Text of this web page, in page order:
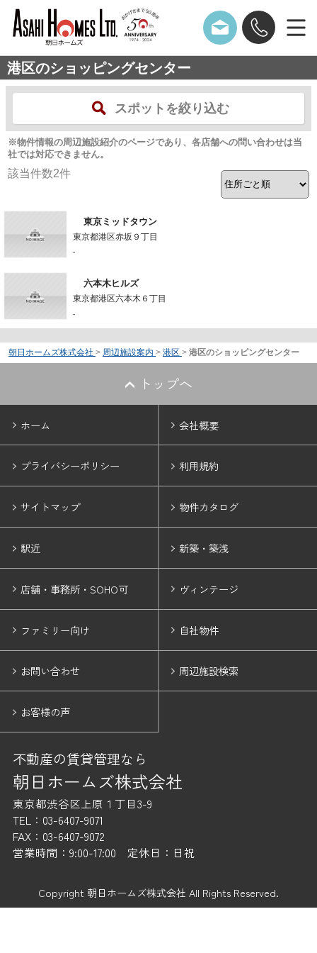
港区のショッピングセンター
スポットを絞り込む
※物件情報の周辺施設紹介のページであり、各店舗への問い合わせは当
社では対応できません。
該当件数2件
東京ミッドタウン
東京都港区赤坂９丁目
-
六本木ヒルズ
東京都港区六本木６丁目
-
朝日ホームズ株式会社 > 周辺施設案内 > 港区 > 港区のショッピングセンター
トップへ
ホーム 会社概要
プライバシーポリシー 利用規約
サイトマップ 物件カタログ
駅近 新築・築浅
店舗・事務所・SOHO可 ヴィンテージ
ファミリー向け 自社物件
お問い合わせ 周辺施設検索
お客様の声
不動産の賃貸管理なら
朝日ホームズ株式会社
東京都渋谷区上原１丁目3-9
TEL：03-6407-9071
FAX：03-6407-9072
営業時間：9:00-17:00 定休日：日祝
Copyright 朝日ホームズ株式会社 All Rights Reserved.